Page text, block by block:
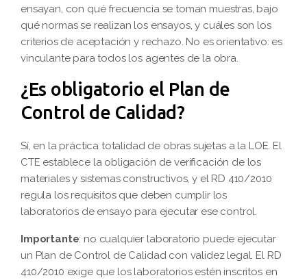
ensayan, con qué frecuencia se toman muestras, bajo
qué normas se realizan los ensayos, y cuáles son los
criterios de aceptación y rechazo. No es orientativo: es
vinculante para todos los agentes de la obra.
¿Es obligatorio el Plan de
Control de Calidad?
Sí, en la práctica totalidad de obras sujetas a la LOE. El
CTE establece la obligación de verificación de los
materiales y sistemas constructivos, y el RD 410/2010
regula los requisitos que deben cumplir los
laboratorios de ensayo para ejecutar ese control.
Importante: no cualquier laboratorio puede ejecutar
un Plan de Control de Calidad con validez legal. El RD
410/2010 exige que los laboratorios estén inscritos en